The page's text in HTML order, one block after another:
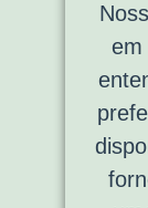
em